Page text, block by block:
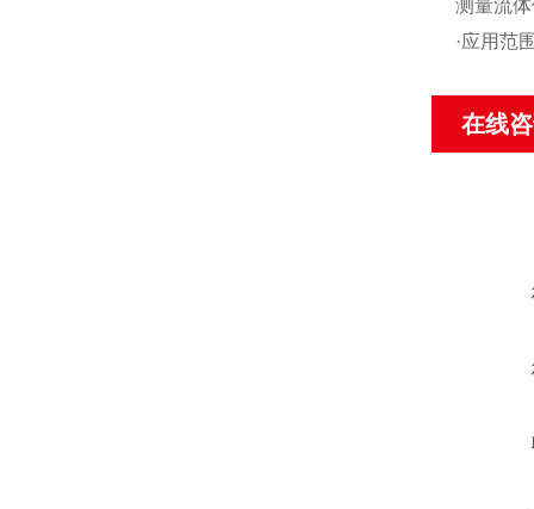
测量流
·应用范
在线